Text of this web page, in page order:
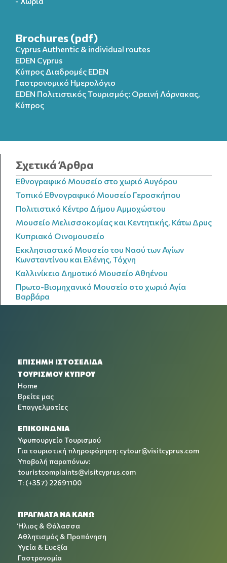
Brochures (pdf)
Cyprus Authentic & individual routes
EDEN Cyprus
Κύπρος Διαδρομές EDEN
Γαστρονομικό Ημερολόγιο
EDEN Πολιτιστικός Τουρισμός: Ορεινή Λάρνακας,
Κύπρος
Σχετικά Άρθρα
Εθνογραφικό Μουσείο στο χωριό Αυγόρου
Τοπικό Εθνογραφικό Μουσείο Γεροσκήπου
Πολιτιστικό Κέντρο Δήμου Αμμοχώστου
Μουσείο Μελισσοκομίας και Κεντητικής, Κάτω Δρυς
Κυπριακό Οινομουσείο
Εκκλησιαστικό Μουσείο του Ναού των Αγίων
Κωνσταντίνου και Ελένης, Τόχνη
Καλλινίκειο Δημοτικό Μουσείο Αθηένου
Πρωτο-Βιομηχανικό Μουσείο στο χωριό Αγία
Βαρβάρα
ΕΠΙΣΗΜΗ ΙΣΤΟΣΕΛΙΔΑ
ΤΟΥΡΙΣΜΟΥ ΚΥΠΡΟΥ
Home
Βρείτε μας
Επαγγελματίες
ΕΠΙΚΟΙΝΩΝΙΑ
Υφυπουργείο Τουρισμού
Για τουριστική πληροφόρηση: cytour@visitcyprus.com
Υποβολή παραπόνων:
touristcomplaints@visitcyprus.com
T: (+357) 22691100
ΠΡΑΓΜΑΤΑ ΝΑ ΚΑΝΩ
Ήλιος & Θάλασσα
Αθλητισμός & Προπόνηση
Υγεία & Ευεξία
Γαστρονομία